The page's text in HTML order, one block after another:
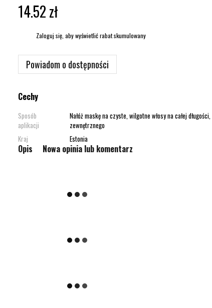
14.52 zł
Zaloguj się, aby wyświetlić rabat skumulowany
Powiadom o dostępności
Cechy
Sposób
aplikacji
Nałóż maskę na czyste, wilgotne włosy na całej
zewnętrznego
Kraj
Estonia
Opis Nowa opinia lub komentarz